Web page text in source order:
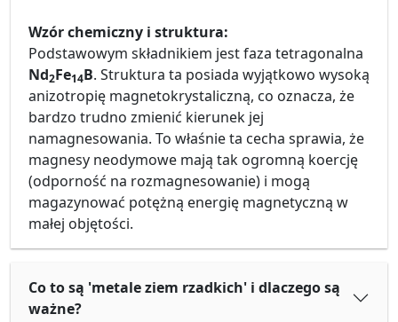
Wzór chemiczny i struktura:
Podstawowym składnikiem jest faza tetragonalna
Nd2Fe14B. Struktura ta posiada wyjątkowo wysoką
anizotropię magnetokrystaliczną, co oznacza, że
bardzo trudno zmienić kierunek jej
namagnesowania. To właśnie ta cecha sprawia, że
magnesy neodymowe mają tak ogromną koercję
(odporność na rozmagnesowanie) i mogą
magazynować potężną energię magnetyczną w
małej objętości.
Co to są 'metale ziem rzadkich' i dlaczego są
ważne?